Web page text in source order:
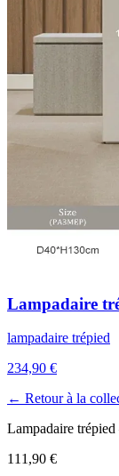
Lampadaire
lampadaire trépied
234,90 €
← Retour à la
Lampadaire
111,90 €